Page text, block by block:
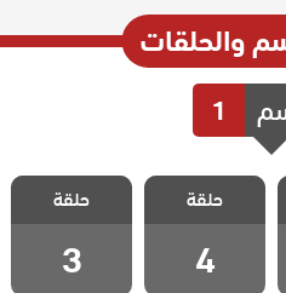
والحلقات
1
مسلسل اثارنا
في الفاتيكان
الحلقة 4
حلقة
4
مسلسل اثارنا
في الفاتيكان
الحلقة 3
حلقة
3